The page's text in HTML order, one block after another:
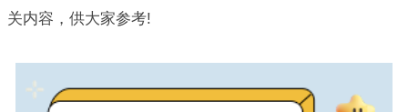
关内容，供大家参考!